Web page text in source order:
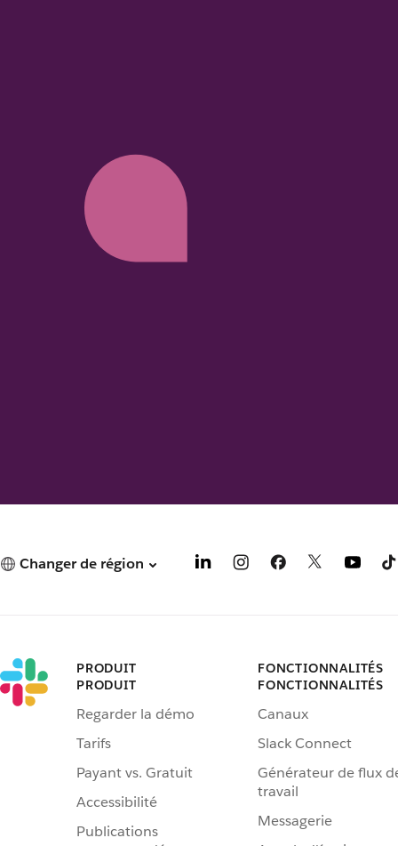
Changer de région
PRODUIT
PRODUIT
Regarder la démo
Tarifs
Payant vs. Gratuit
Accessibilité
Publications
FONCTIONNALITÉS
FONCTIONNALITÉS
Canaux
Slack Connect
Générateur de flux
travail
Messagerie